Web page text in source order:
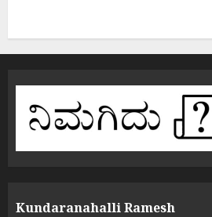
Kundaranahalli Ramesh